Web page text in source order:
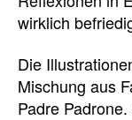
wirklich
Die
Mischung aus
Padre